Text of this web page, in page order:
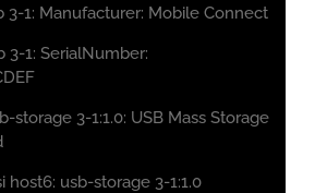
3-1: Manufacturer: Mobile Connect
3-1: SerialNumber:
storage 3-1:1.0: USB Mass Storage
host6: usb-storage 3-1:1.0